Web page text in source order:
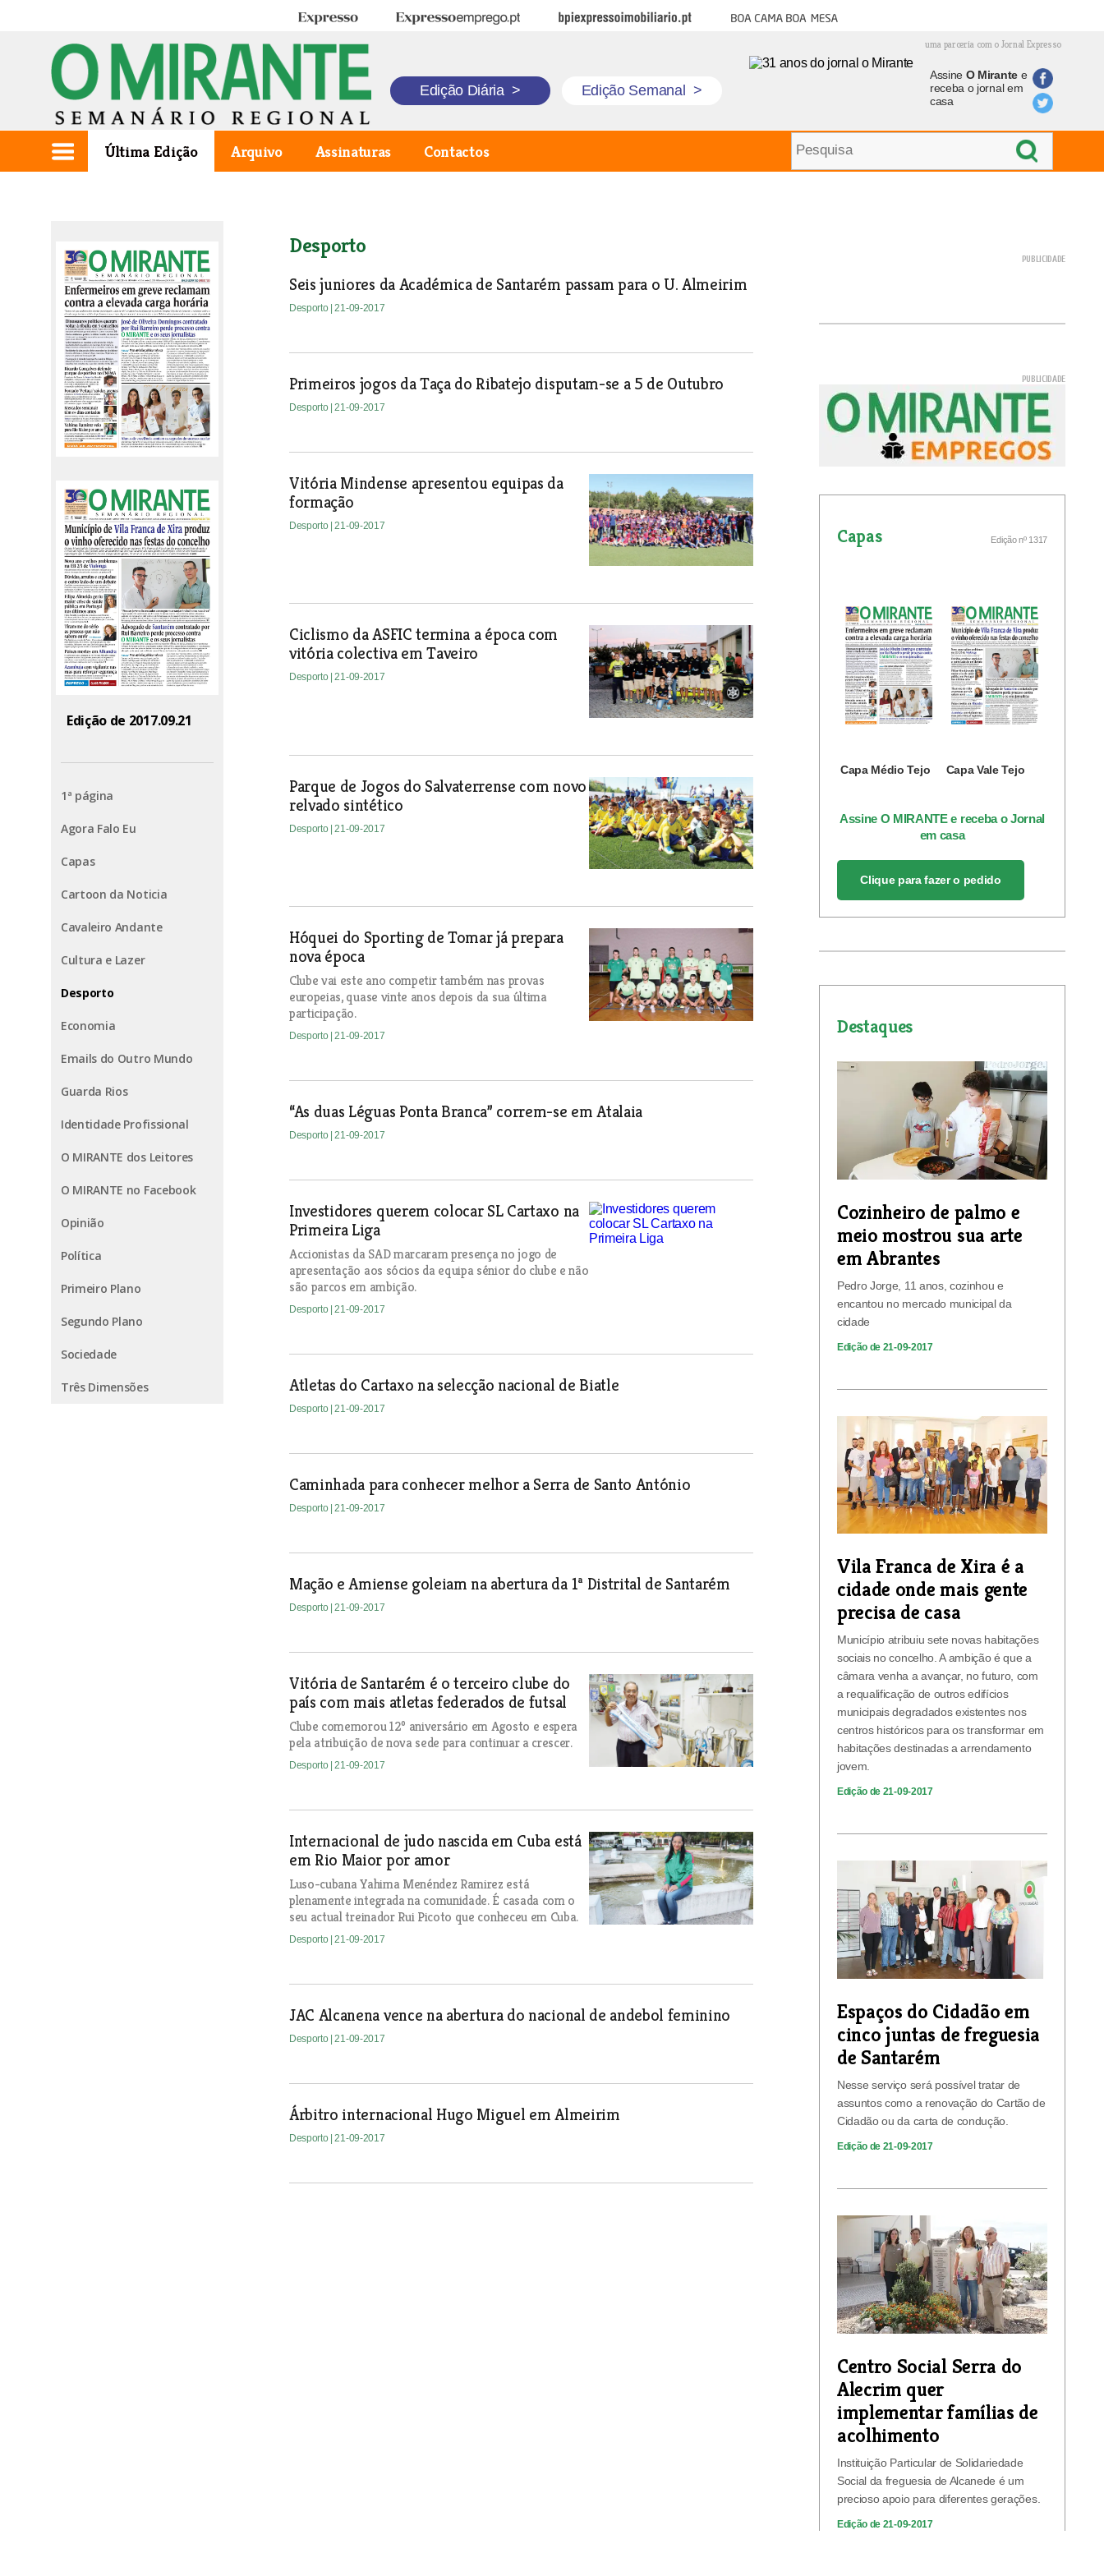
Expresso Expresso Emprego BPI Expresso Imobiliário Boa cama boa mesa
uma parceria com o Jornal Expresso
Edição Diária > Edição Semanal >
Assine O Mirantee
receba o jornal em
casa
Última Edição Arquivo Assinaturas Contactos
Edição de 2017.09.21
1ª página
Agora Falo Eu
Capas
Cartoon da Noticia
Cavaleiro Andante
Cultura e Lazer
Desporto
Economia
Emails do Outro Mundo
Guarda Rios
Identidade Profissional
O MIRANTE dos Leitores
O MIRANTE no Facebook
Opinião
Política
Primeiro Plano
Segundo Plano
Sociedade
Três Dimensões
Desporto
Seis juniores da Académica de Santarém passam para o U. Almeirim
Desporto | 21-09-2017
Primeiros jogos da Taça do Ribatejo disputam-se a 5 de Outubro
Desporto | 21-09-2017
Vitória Mindense apresentou equipas da
formação
Desporto | 21-09-2017
Ciclismo da ASFIC termina a época com
vitória colectiva em Taveiro
Desporto | 21-09-2017
Parque de Jogos do Salvaterrense com novo
relvado sintético
Desporto | 21-09-2017
Hóquei do Sporting de Tomar já prepara
nova época
Clube vai este ano competir também nas provas
europeias, quase vinte anos depois da sua última
participação.
Desporto | 21-09-2017
“As duas Léguas Ponta Branca” correm-se em Atalaia
Desporto | 21-09-2017
Investidores querem colocar SL Cartaxo na
Primeira Liga
Accionistas da SAD marcaram presença no jogo de
apresentação aos sócios da equipa sénior do clube e não
são parcos em ambição.
Desporto | 21-09-2017
Atletas do Cartaxo na selecção nacional de Biatle
Desporto | 21-09-2017
Caminhada para conhecer melhor a Serra de Santo António
Desporto | 21-09-2017
Mação e Amiense goleiam na abertura da 1ª Distrital de Santarém
Desporto | 21-09-2017
Vitória de Santarém é o terceiro clube do
país com mais atletas federados de futsal
Clube comemorou 12º aniversário em Agosto e espera
pela atribuição de nova sede para continuar a crescer.
Desporto | 21-09-2017
Internacional de judo nascida em Cuba está
em Rio Maior por amor
Luso-cubana Yahima Menéndez Ramirez está
plenamente integrada na comunidade. É casada com o
seu actual treinador Rui Picoto que conheceu em Cuba.
Desporto | 21-09-2017
JAC Alcanena vence na abertura do nacional de andebol feminino
Desporto | 21-09-2017
Árbitro internacional Hugo Miguel em Almeirim
Desporto | 21-09-2017
Capas Edição nº 1317
Capa Médio Tejo Capa Vale Tejo
Assine O MIRANTE e receba o Jornal
em casa
Clique para fazer o pedido
Destaques
Cozinheiro de palmo e
meio mostrou sua arte
em Abrantes
Pedro Jorge, 11 anos, cozinhou e
encantou no mercado municipal da
cidade
Edição de 21-09-2017
Vila Franca de Xira é a
cidade onde mais gente
precisa de casa
Município atribuiu sete novas habitações
sociais no concelho. A ambição é que a
câmara venha a avançar, no futuro, com
a requalificação de outros edifícios
municipais degradados existentes nos
centros históricos para os transformar em
habitações destinadas a arrendamento
jovem.
Edição de 21-09-2017
Espaços do Cidadão em
cinco juntas de freguesia
de Santarém
Nesse serviço será possível tratar de
assuntos como a renovação do Cartão de
Cidadão ou da carta de condução.
Edição de 21-09-2017
Centro Social Serra do
Alecrim quer
implementar famílias de
acolhimento
Instituição Particular de Solidariedade
Social da freguesia de Alcanede é um
precioso apoio para diferentes gerações.
Edição de 21-09-2017